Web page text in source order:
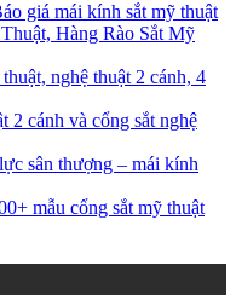
giá mái kính sắt mỹ thuật
Hàng Rào Sắt Mỹ
nghệ thuật 2 cánh, 4
2 cánh và cổng sắt nghệ
sân thượng – mái kính
mẫu cổng sắt mỹ thuật